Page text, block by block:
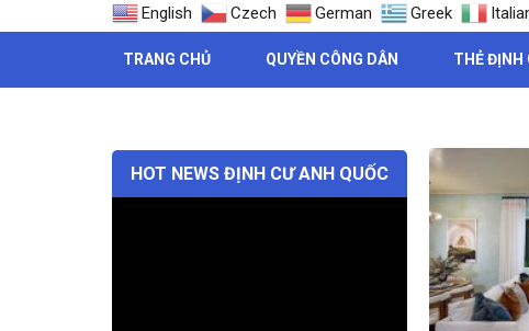
English Czech German Greek
TRANG CHỦ QUYỀN CÔNG DÂN THẺ ĐỊNH
HOT NEWS ĐỊNH CƯ ANH QUỐC